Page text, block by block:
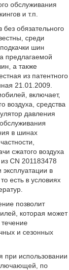
обслуживания
и т.п.
обязательного
среди
шин
предлагаемой
а также
из патентного
21.01.2009.
включает,
воздуха, средства
давления
в шинах
сжатого воздуха
CN 201183478
в
есть в условиях
позволит
которая может
и сезонных
при использовании
по